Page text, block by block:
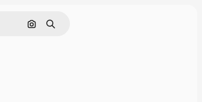
Buscar por imagen
Buscar